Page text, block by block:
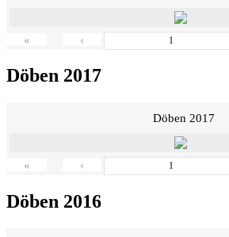
« ‹
Döben 2017
Döben 2017
« ‹
Döben 2016